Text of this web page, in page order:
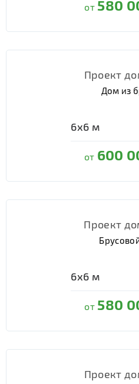
от 580
Проект
Дом из
6х6 м
от 600
Проект
6х6 м
от 580
Проект